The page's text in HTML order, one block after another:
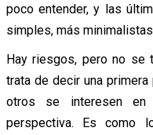
poco entender, y las
simples, más
Hay riesgos, pero no se
trata de decir una
otros se interesen en
perspectiva. Es como